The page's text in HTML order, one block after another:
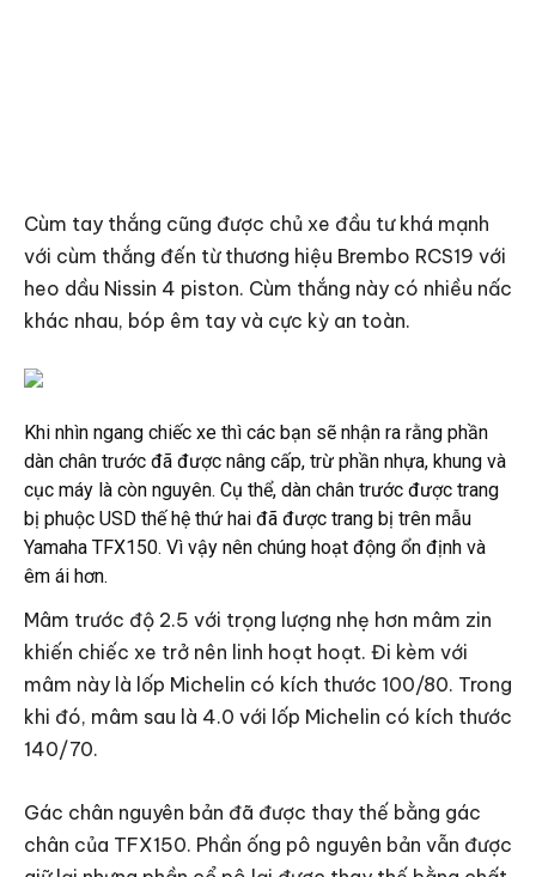
Cùm tay thắng cũng được chủ xe đầu tư khá mạnh
với cùm thắng đến từ thương hiệu Brembo RCS19 với
heo dầu Nissin 4 piston. Cùm thắng này có nhiều nấc
khác nhau, bóp êm tay và cực kỳ an toàn.
Khi nhìn ngang chiếc xe thì các bạn sẽ nhận ra rằng phần
dàn chân trước đã được nâng cấp, trừ phần nhựa, khung và
cục máy là còn nguyên. Cụ thể, dàn chân trước được trang
bị phuộc USD thế hệ thứ hai đã được trang bị trên mẫu
Yamaha TFX150. Vì vậy nên chúng hoạt động ổn định và
êm ái hơn.
Mâm trước độ 2.5 với trọng lượng nhẹ hơn mâm zin
khiến chiếc xe trở nên linh hoạt hoạt. Đi kèm với
mâm này là lốp Michelin có kích thước 100/80. Trong
khi đó, mâm sau là 4.0 với lốp Michelin có kích thước
140/70.
Gác chân nguyên bản đã được thay thế bằng gác
chân của TFX150. Phần ống pô nguyên bản vẫn được